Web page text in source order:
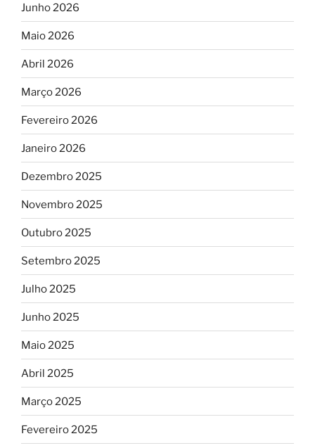
Junho 2026
Maio 2026
Abril 2026
Março 2026
Fevereiro 2026
Janeiro 2026
Dezembro 2025
Novembro 2025
Outubro 2025
Setembro 2025
Julho 2025
Junho 2025
Maio 2025
Abril 2025
Março 2025
Fevereiro 2025